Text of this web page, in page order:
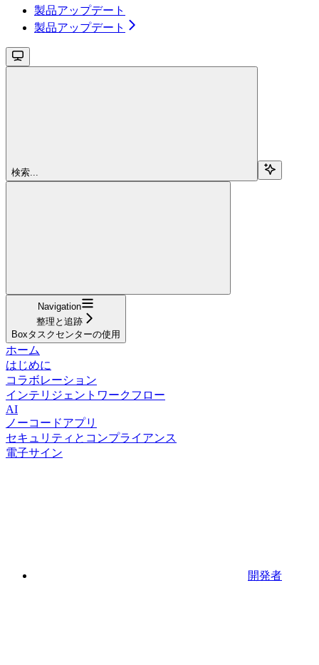
製品アップデート
製品アップデート
検索...
Navigation
整理と追跡
Boxタスクセンターの使用
ホーム
はじめに
コラボレーション
インテリジェントワークフロー
AI
ノーコードアプリ
セキュリティとコンプライアンス
電子サイン
開発者